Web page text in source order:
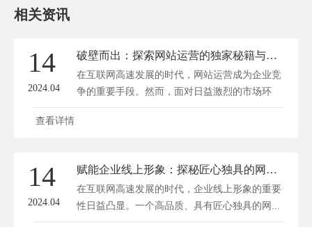
相关资讯
14
2024.04
破壁而出：探索网站运营的独家秘籍与流量逆袭之路
在互联网高速发展的时代，网站运营成为企业竞
争的重要手段。然而，面对日益激烈的市场环
境...
查看详情
14
2024.04
赋能企业线上形象：探秘匠心独具的网站制作艺术
在互联网高速发展的时代，企业线上形象的重要
性日益凸显。一个高品质、具有匠心独具的网...